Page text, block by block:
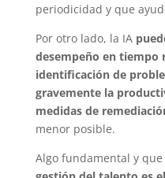
periodicidad y que
Por otro lado, la IA
desempeño en tiempo
identificación de
gravemente la
medidas de
menor posible.
Algo fundamental y que